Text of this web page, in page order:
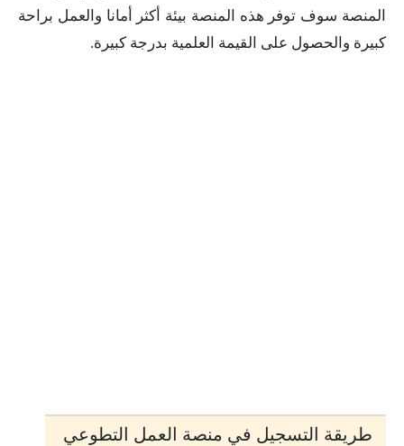
المنصة سوف توفر هذه المنصة بيئة أكثر أمانا والعمل براحة
كبيرة والحصول على القيمة العلمية بدرجة كبيرة.
طريقة التسجيل في منصة العمل التطوعي